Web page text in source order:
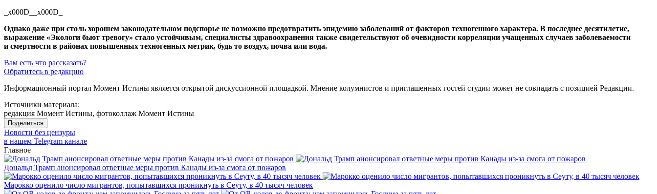
_x000D__x000D_
Однако даже при столь хорошем законодательном подспорье не возможно предотвратить эпидемию заболеваний от факторов техногенного характера. В последнее десятилетие,
выражение «Экологи бьют тревогу» стало устойчивым, специалисты здравоохранения также свидетельствуют об очевидности корреляции учащенных случаев заболеваемости
и смертности в районах повышенных техногенных метрик, будь то воздух, почва или вода.
Вам есть что рассказать?
Обратитесь в редакцию
Информационный портал Момент Истины является открытой дискуссионной площадкой. Мнение колумнистов и приглашенных гостей студии может не совпадать с позицией Редакции.
Источники материала:
редакция Момент Истины, фотоколлаж Момент Истины
Поделиться
Новости без цензуры
в нашем Telegram канале
Главное
Дональд Трамп анонсировал ответные меры против Канады из-за смога от пожаров
Марокко оценило число мигрантов, попытавшихся проникнуть в Сеуту, в 40 тысяч человек